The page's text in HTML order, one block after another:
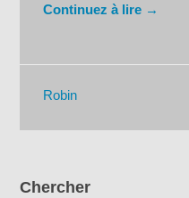
Continuez à lire →
Robin
Chercher